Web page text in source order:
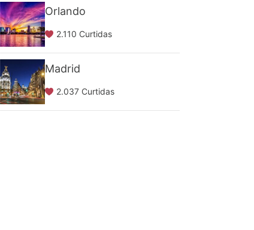
Orlando
2.110 Curtidas
Madrid
2.037 Curtidas